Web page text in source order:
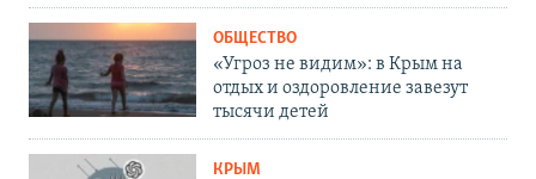
ОБЩЕСТВО
«Угроз не видим»: в Крым на
отдых и оздоровление завезут
тысячи детей
КРЫМ